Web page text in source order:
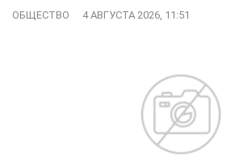
ОБЩЕСТВО 4 АВГУСТА 2026, 11:51